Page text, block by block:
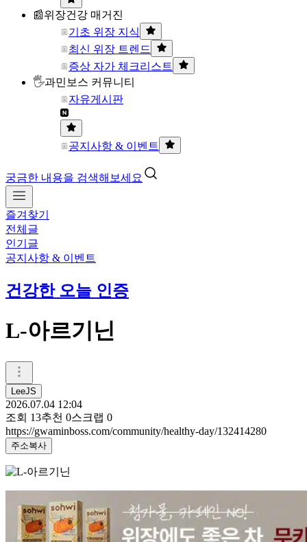
📰위장건강 매거진
기초 위장 지식
최신 위장 트렌드
증상 자가 체크리스트
🖐과민보스 커뮤니티
자유게시판
공지사항 & 이벤트
궁금한 내용을 검색해보세요
즐겨찾기
전체글
인기글
공지사항 & 이벤트
건강한 오늘 인증
L-아르기닌
LeeJS
2026.07.04 12:04
조회 13추천 0스크랩 0
https://gwaminboss.com/community/healthy-day/132414280
주소복사